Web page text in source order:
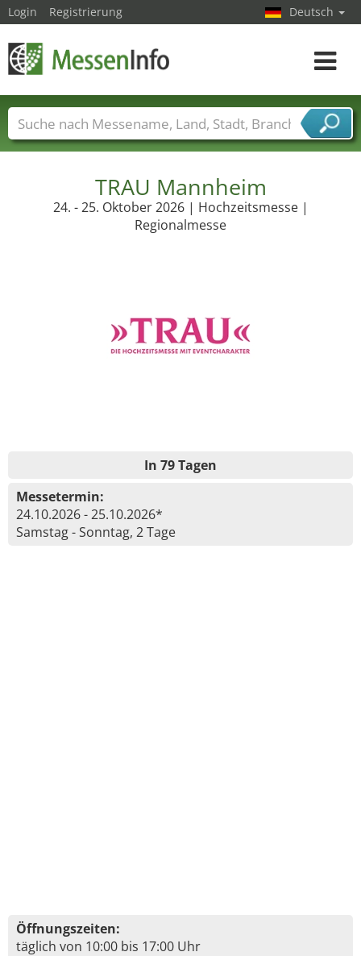
TRAU Mannheim
24. - 25. Oktober 2026 | Hochzeitsmesse |
Regionalmesse
In 79 Tagen
Messetermin:
24.10.2026 - 25.10.2026*
Samstag - Sonntag, 2 Tage
Öffnungszeiten:
täglich von 10:00 bis 17:00 Uhr
Login Registrierung Deutsch
Toggle
Messenamen Länder Städte
Branchen